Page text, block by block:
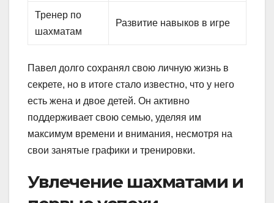
Тренер по
шахматам
Развитие навыков в игре
Павел долго сохранял свою личную жизнь в
секрете, но в итоге стало известно, что у него
есть жена и двое детей. Он активно
поддерживает свою семью, уделяя им
максимум времени и внимания, несмотря на
свои занятые графики и тренировки.
Увлечение шахматами и